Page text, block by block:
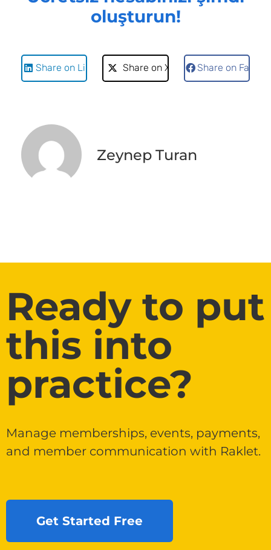
oluşturun!
Share on LinkedIn Share on X Share on
Zeynep Turan
Ready to put
this into
practice?
Manage memberships, events, payments,
and member communication with Raklet.
Get Started Free